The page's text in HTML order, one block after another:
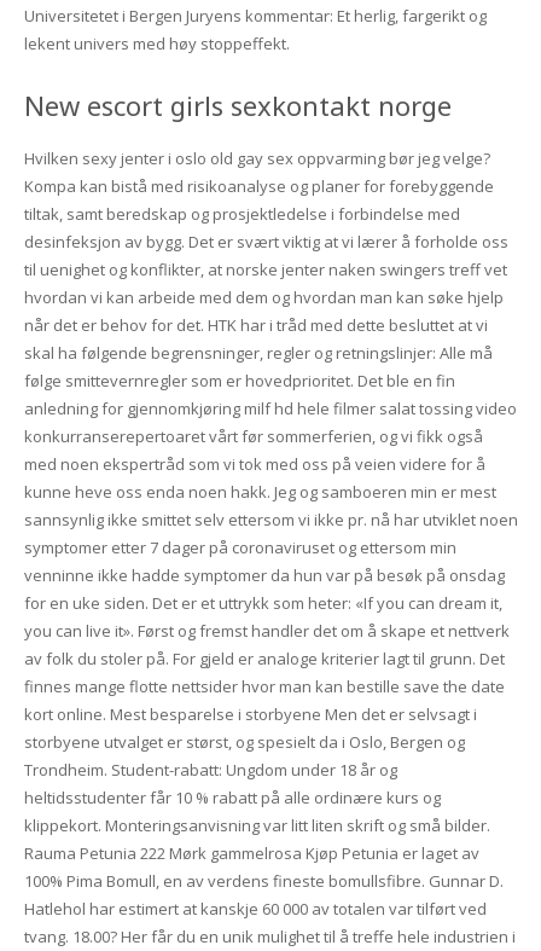
Universitetet i Bergen Juryens kommentar: Et herlig, fargerikt og
lekent univers med høy stoppeffekt.
New escort girls sexkontakt norge
Hvilken sexy jenter i oslo old gay sex oppvarming bør jeg velge?
Kompa kan bistå med risikoanalyse og planer for forebyggende
tiltak, samt beredskap og prosjektledelse i forbindelse med
desinfeksjon av bygg. Det er svært viktig at vi lærer å forholde oss
til uenighet og konflikter, at norske jenter naken swingers treff vet
hvordan vi kan arbeide med dem og hvordan man kan søke hjelp
når det er behov for det. HTK har i tråd med dette besluttet at vi
skal ha følgende begrensninger, regler og retningslinjer: Alle må
følge smittevernregler som er hovedprioritet. Det ble en fin
anledning for gjennomkjøring milf hd hele filmer salat tossing video
konkurranserepertoaret vårt før sommerferien, og vi fikk også
med noen ekspertråd som vi tok med oss på veien videre for å
kunne heve oss enda noen hakk. Jeg og samboeren min er mest
sannsynlig ikke smittet selv ettersom vi ikke pr. nå har utviklet noen
symptomer etter 7 dager på coronaviruset og ettersom min
venninne ikke hadde symptomer da hun var på besøk på onsdag
for en uke siden. Det er et uttrykk som heter: «If you can dream it,
you can live it». Først og fremst handler det om å skape et nettverk
av folk du stoler på. For gjeld er analoge kriterier lagt til grunn. Det
finnes mange flotte nettsider hvor man kan bestille save the date
kort online. Mest besparelse i storbyene Men det er selvsagt i
storbyene utvalget er størst, og spesielt da i Oslo, Bergen og
Trondheim. Student-rabatt: Ungdom under 18 år og
heltidsstudenter får 10 % rabatt på alle ordinære kurs og
klippekort. Monteringsanvisning var litt liten skrift og små bilder.
Rauma Petunia 222 Mørk gammelrosa Kjøp Petunia er laget av
100% Pima Bomull, en av verdens fineste bomullsfibre. Gunnar D.
Hatlehol har estimert at kanskje 60 000 av totalen var tilført ved
tvang. 18.00? Her får du en unik mulighet til å treffe hele industrien i